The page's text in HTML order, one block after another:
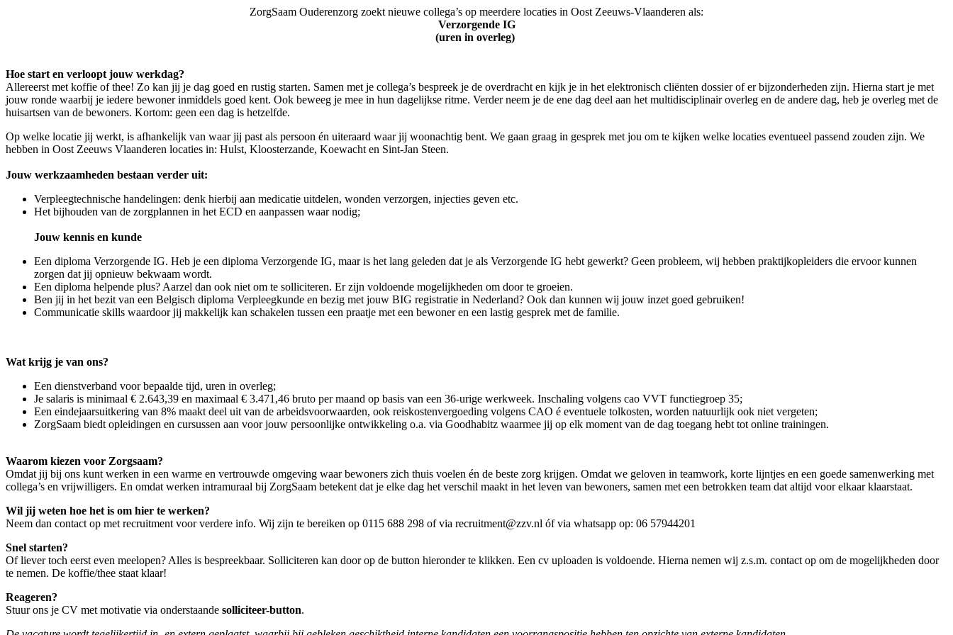
ZorgSaam Ouderenzorg zoekt nieuwe collega’s op meerdere locaties in Oost Zeeuws-Vlaanderen als:
Verzorgende IG
(uren in overleg)
Hoe start en verloopt jouw werkdag?
Allereerst met koffie of thee! Zo kan jij je dag goed en rustig starten. Samen met je collega’s bespreek je de overdracht en kijk je in het elektronisch cliënten dossier of er bijzonderheden zijn. Hierna start je met
jouw ronde waarbij je iedere bewoner inmiddels goed kent. Ook beweeg je mee in hun dagelijkse ritme. Verder neem je de ene dag deel aan het multidisciplinair overleg en de andere dag, heb je overleg met de
huisartsen van de bewoners. Kortom: geen een dag is hetzelfde.
Op welke locatie jij werkt, is afhankelijk van waar jij past als persoon én uiteraard waar jij woonachtig bent. We gaan graag in gesprek met jou om te kijken welke locaties eventueel passend zouden zijn. We
hebben in Oost Zeeuws Vlaanderen locaties in: Hulst, Kloosterzande, Koewacht en Sint-Jan Steen.
Jouw werkzaamheden bestaan verder uit:
Verpleegtechnische handelingen: denk hierbij aan medicatie uitdelen, wonden verzorgen, injecties geven etc.
Het bijhouden van de zorgplannen in het ECD en aanpassen waar nodig;
Jouw kennis en kunde
Een diploma Verzorgende IG. Heb je een diploma Verzorgende IG, maar is het lang geleden dat je als Verzorgende IG hebt gewerkt? Geen probleem, wij hebben praktijkopleiders die ervoor kunnen
zorgen dat jij opnieuw bekwaam wordt.
Een diploma helpende plus? Aarzel dan ook niet om te solliciteren. Er zijn voldoende mogelijkheden om door te groeien.
Ben jij in het bezit van een Belgisch diploma Verpleegkunde en bezig met jouw BIG registratie in Nederland? Ook dan kunnen wij jouw inzet goed gebruiken!
Communicatie skills waardoor jij makkelijk kan schakelen tussen een praatje met een bewoner en een lastig gesprek met de familie.
Wat krijg je van ons?
Een dienstverband voor bepaalde tijd, uren in overleg;
Je salaris is minimaal € 2.643,39 en maximaal € 3.471,46 bruto per maand op basis van een 36-urige werkweek. Inschaling volgens cao VVT functiegroep 35;
Een eindejaarsuitkering van 8% maakt deel uit van de arbeidsvoorwaarden, ook reiskostenvergoeding volgens CAO é eventuele tolkosten, worden natuurlijk ook niet vergeten;
ZorgSaam biedt opleidingen en cursussen aan voor jouw persoonlijke ontwikkeling o.a. via Goodhabitz waarmee jij op elk moment van de dag toegang hebt tot online trainingen.
Waarom kiezen voor Zorgsaam?
Omdat jij bij ons kunt werken in een warme en vertrouwde omgeving waar bewoners zich thuis voelen én de beste zorg krijgen. Omdat we geloven in teamwork, korte lijntjes en een goede samenwerking met
collega’s en vrijwilligers. En omdat werken intramuraal bij ZorgSaam betekent dat je elke dag het verschil maakt in het leven van bewoners, samen met een betrokken team dat altijd voor elkaar klaarstaat.
Wil jij weten hoe het is om hier te werken?
Neem dan contact op met recruitment voor verdere info. Wij zijn te bereiken op 0115 688 298 of via recruitment@zzv.nl óf via whatsapp op: 06 57944201
Snel starten?
Of liever toch eerst even meelopen? Alles is bespreekbaar. Solliciteren kan door op de button hieronder te klikken. Een cv uploaden is voldoende. Hierna nemen wij z.s.m. contact op om de mogelijkheden door
te nemen. De koffie/thee staat klaar!
Reageren?
Stuur ons je CV met motivatie via onderstaande solliciteer-button.